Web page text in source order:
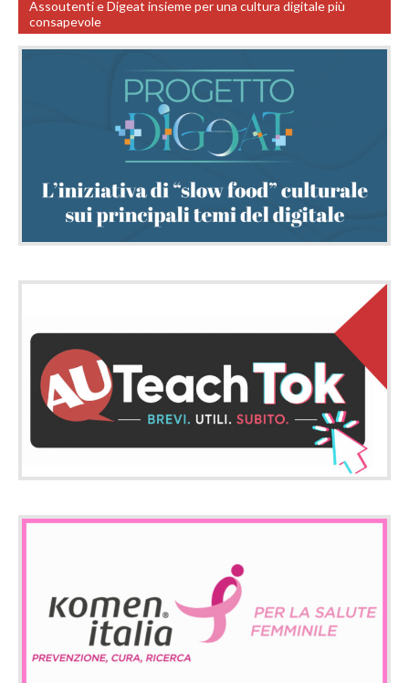
Assoutenti e Digeat insieme per una cultura digitale più
consapevole